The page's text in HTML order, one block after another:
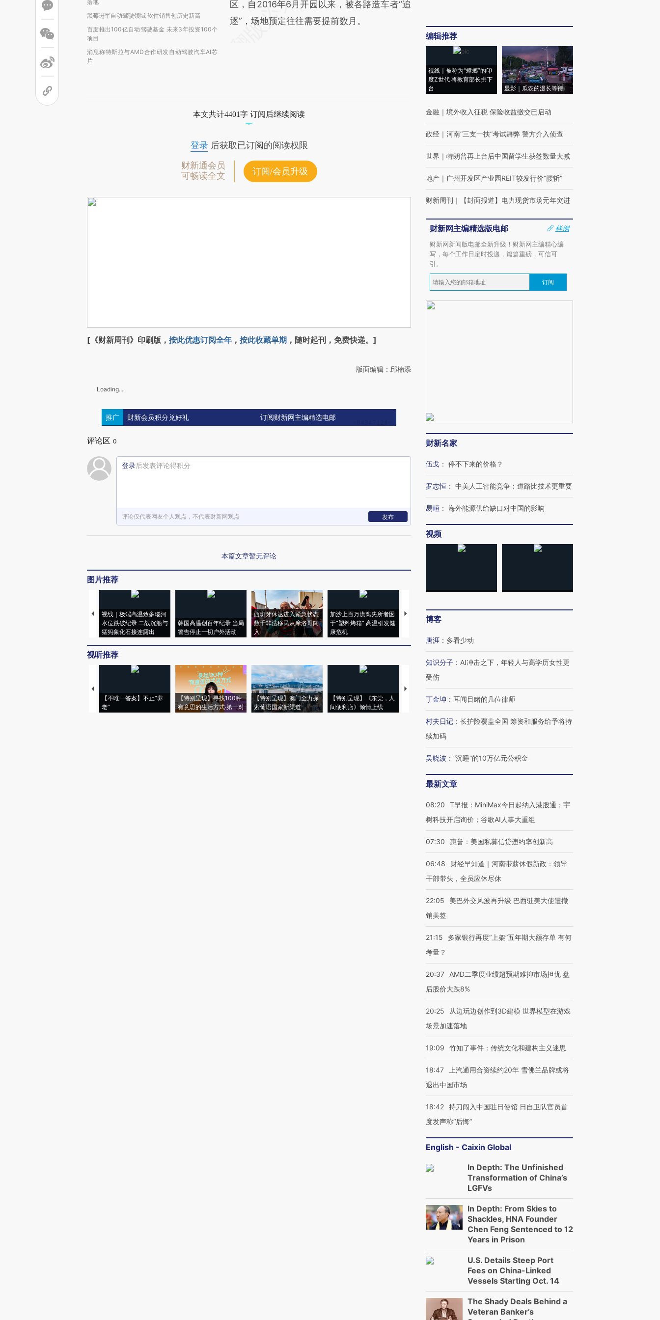
落地
黑莓进军自动驾驶领域 软件销售创历史新高
百度推出100亿自动驾驶基金 未来3年投资100个
项目
消息称特斯拉与AMD合作研发自动驾驶汽车AI芯
片
区，自2016年6月开园以来，被各路造车者“追
逐”，场地预定往往需要提前数月。
本文共计4401字 订阅后继续阅读
登录后获取已订阅的阅读权限
财新通会员
可畅读全文
订阅/会员升级
[《财新周刊》印刷版， 按此优惠订阅全年 ， 按此收藏单期 ，随时起刊，免费快递。]
版面编辑：邱楠添
Loading...
推广 财新会员积分兑好礼 订阅财新网主编精选电邮
评论区 0
登录后发表评论得积分
评论仅代表网友个人观点，不代表财新网观点 发布
本篇文章暂无评论
图片推荐
视线｜极端高温致多瑙河
水位跌破纪录 二战沉船与
猛犸象化石接连露出
韩国高温创百年纪录 当局
警告停止一切户外活动
西班牙休达进入紧急状态
数千非法移民从摩洛哥闯
入
加沙上百万流离失所者困
于“塑料烤箱” 高温引发健
康危机
马航飞行员跨国走私7万
粒摇头丸 尿检体内含3种
视听推荐
【不唯一答案】不止“养
老”
【特别呈现】寻找100种
有意思的生活方式·第一对
【特别呈现】澳门全力探
索葡语国家新渠道
【特别呈现】《东莞，人
间便利店》倾情上线
【推广】走进第四届链博
会，让数智科技“链”接产
【特别呈现】寻找100种
【商旅对话】华住集团
编辑推荐
视线｜被称为“蟑螂”的印
度Z世代 将教育部长拱下
台
显影｜瓜农的漫长等待
金融 ｜ 境外收入征税 保险收益缴交已启动
政经 ｜ 河南“三支一扶”考试舞弊 警方介入侦查
世界 ｜ 特朗普再上台后中国留学生获签数量大减
地产 ｜ 广州开发区产业园REIT较发行价“腰斩”
财新周刊 ｜ 【封面报道】电力现货市场元年突进
财新网主编精选版电邮
样例
财新网新闻版电邮全新升级！财新网主编精心编
写，每个工作日定时投递，篇篇重磅，可信可
引。
订阅
财新名家
伍戈 ： 停不下来的价格？
罗志恒 ： 中美人工智能竞争：道路比技术更重要
易峘 ： 海外能源供给缺口对中国的影响
视频
博客
唐涯 ： 多看少动
知识分子 ： AI冲击之下，年轻人与高学历女性更
受伤
丁金坤 ： 耳闻目睹的几位律师
村夫日记 ： 长护险覆盖全国 筹资和服务给予将持
续加码
吴晓波 ： “沉睡”的10万亿元公积金
最新文章
08:20
T早报：MiniMax今日起纳入港股通；宇
树科技开启询价；谷歌AI人事大重组
07:30 惠誉：美国私募信贷违约率创新高
06:48
财经早知道｜河南带薪休假新政：领导
干部带头，全员应休尽休
22:05
美巴外交风波再升级 巴西驻美大使遭撤
销美签
21:15
多家银行再度“上架”五年期大额存单 有何
考量？
20:37
AMD二季度业绩超预期难抑市场担忧 盘
后股价大跌8%
20:25
从边玩边创作到3D建模 世界模型在游戏
场景加速落地
19:09 竹知了事件：传统文化和建构主义迷思
18:47
上汽通用合资续约20年 雪佛兰品牌或将
退出中国市场
18:42 持刀闯入中国驻日使馆 日自卫队官员首
度发声称“后悔”
English - Caixin Global
In Depth: The Unfinished
Transformation of China’s
LGFVs
In Depth: From Skies to
Shackles, HNA Founder
Chen Feng Sentenced to 12
Years in Prison
U.S. Details Steep Port
Fees on China-Linked
Vessels Starting Oct. 14
The Shady Deals Behind a
Veteran Banker’s